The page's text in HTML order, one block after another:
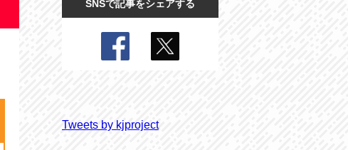
SNSで記事をシェアする
Tweets by kjproject